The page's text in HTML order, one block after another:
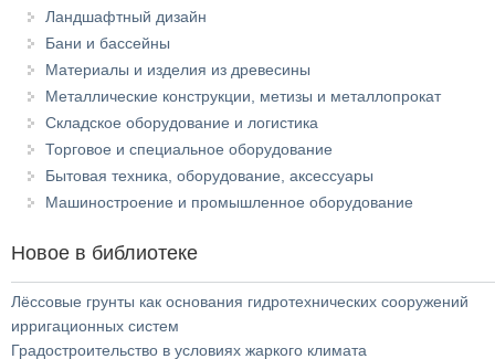
Ландшафтный дизайн
Бани и бассейны
Материалы и изделия из древесины
Металлические конструкции, метизы и металлопрокат
Складское оборудование и логистика
Торговое и специальное оборудование
Бытовая техника, оборудование, аксессуары
Машиностроение и промышленное оборудование
Новое в библиотеке
Лёссовые грунты как основания гидротехнических сооружений
ирригационных систем
Градостроительство в условиях жаркого климата